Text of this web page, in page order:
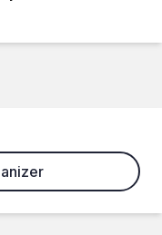
the organizer